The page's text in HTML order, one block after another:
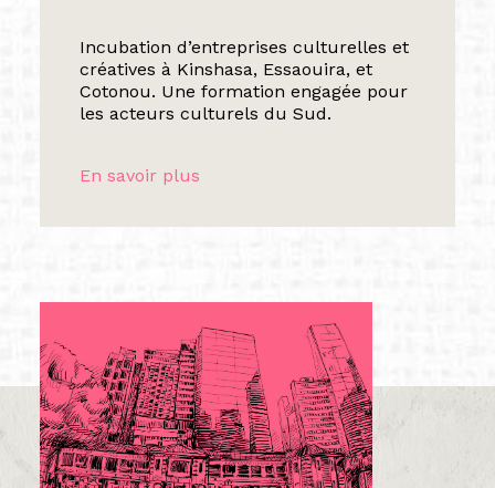
Incubation d’entreprises culturelles et
créatives à Kinshasa, Essaouira, et
Cotonou. Une formation engagée pour
les acteurs culturels du Sud.
En savoir plus